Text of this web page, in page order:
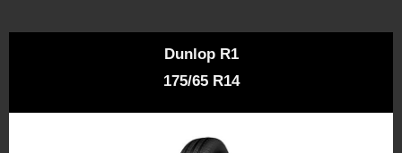
Dunlop R1
175/65 R14